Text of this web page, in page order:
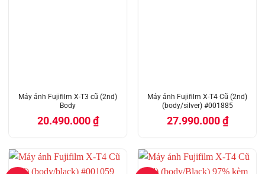
Máy ảnh Fujifilm X-T3 cũ (2nd)
Body
20.490.000₫
Máy ảnh Fujifilm X-T4 Cũ (2nd)
(body/silver) #001885
27.990.000₫